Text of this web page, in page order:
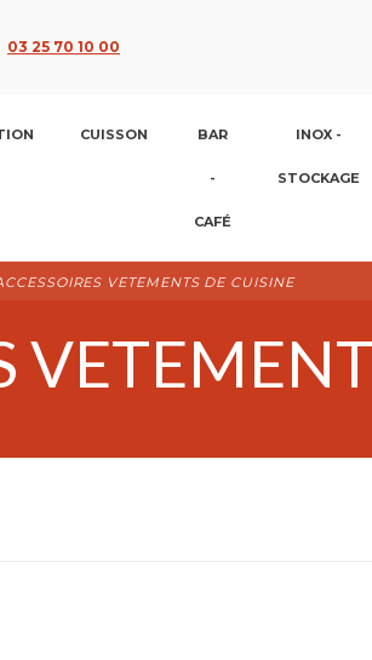
03 25 70 10 00
CUISSON BAR
-
CAFÉ
INOX -
STOCKAGE
VETEMENTS DE CUISINE